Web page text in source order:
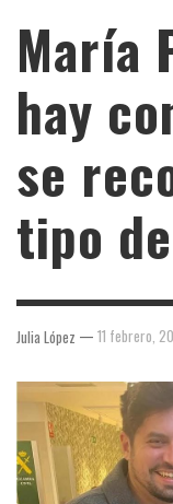
María
hay
se
tipo
Julia López — 11 febrero,